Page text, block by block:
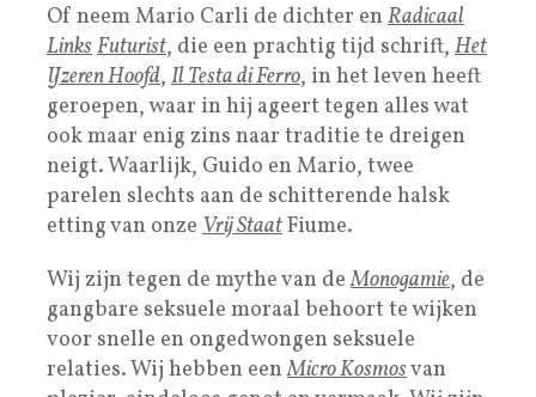
Of neem Mario Carli de dichter en Radicaal
LinksFuturist, die een prachtig tijd schrift, Het
IJzeren Hoofd, Il Testa di Ferro, in het leven heeft
geroepen, waar in hij ageert tegen alles wat
ook maar enig zins naar traditie te dreigen
neigt. Waarlijk, Guido en Mario, twee
parelen slechts aan de schitterende halsk
etting van onze Vrij StaatFiume.
Wij zijn tegen de mythe van deMonogamie, de
gangbare seksuele moraal behoort te wijken
voor snelle en ongedwongen seksuele
relaties. Wij hebben eenMicro Kosmosvan